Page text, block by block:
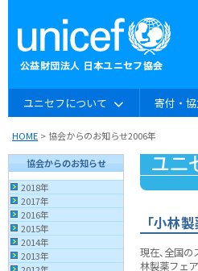
ユニセフについて 寄付・
HOME > 協会からのお知らせ2006年
協会からのお知らせ
2018年
2017年
2016年
2015年
2014年
2013年
「小林
現在､全国の
林製薬フェ